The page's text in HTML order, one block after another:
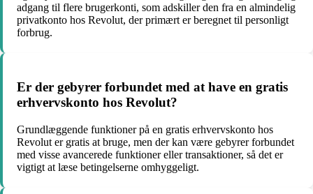
adgang til flere brugerkonti, som adskiller den fra en almindelig
privatkonto hos Revolut, der primært er beregnet til personligt
forbrug.
Er der gebyrer forbundet med at have en gratis
erhvervskonto hos Revolut?
Grundlæggende funktioner på en gratis erhvervskonto hos
Revolut er gratis at bruge, men der kan være gebyrer forbundet
med visse avancerede funktioner eller transaktioner, så det er
vigtigt at læse betingelserne omhyggeligt.